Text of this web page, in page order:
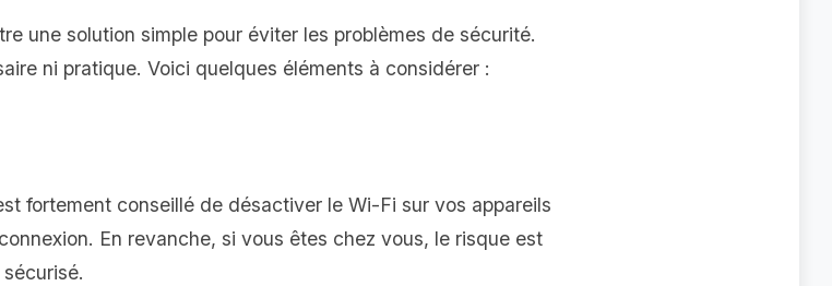
une solution simple pour éviter les problèmes de sécurité.
ni pratique. Voici quelques éléments à considérer :
fortement conseillé de désactiver le Wi-Fi sur vos appareils
En revanche, si vous êtes chez vous, le risque est